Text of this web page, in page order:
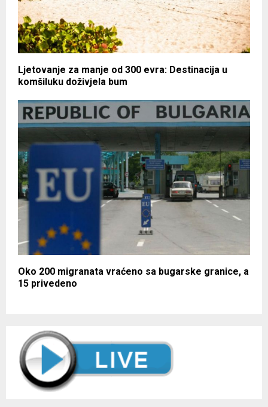
Ljetovanje za manje od 300 evra: Destinacija u
komšiluku doživjela bum
Oko 200 migranata vraćeno sa bugarske granice, a
15 privedeno